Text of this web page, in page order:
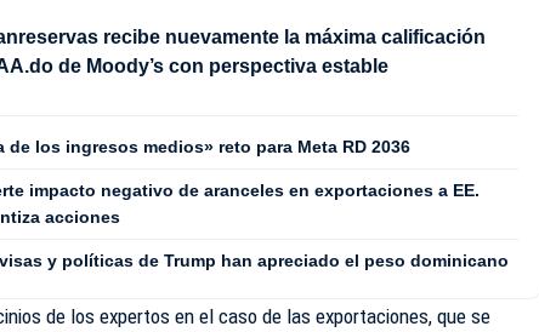
recibe nuevamente la máxima calificación
de Moody’s con perspectiva estable
de los ingresos medios» reto para Meta RD 2036
impacto negativo de aranceles en exportaciones a EE.
acciones
y políticas de Trump han apreciado el peso dominicano
de los expertos en el caso de las exportaciones, que se